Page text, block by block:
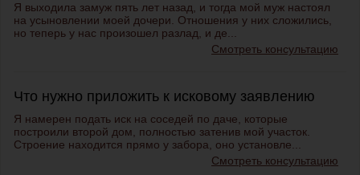
Я выходила замуж пять лет назад, и тогда мой муж настоял
на усыновлении моей дочери. Отношения у них сложились,
но теперь у нас произошел разлад, и де...
Смотреть консультацию
Что нужно приложить к исковому заявлению
Я намерен подать иск на соседей по даче, которые
построили второй дом, полностью затенив мой участок.
Строение находится прямо у забора, оно установле...
Смотреть консультацию